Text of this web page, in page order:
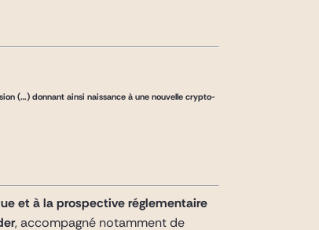
(…) donnant ainsi naissance à une nouvelle crypto-
et à la prospective réglementaire
, accompagné notamment de